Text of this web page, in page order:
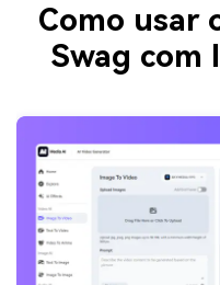
Como usar
Swag com